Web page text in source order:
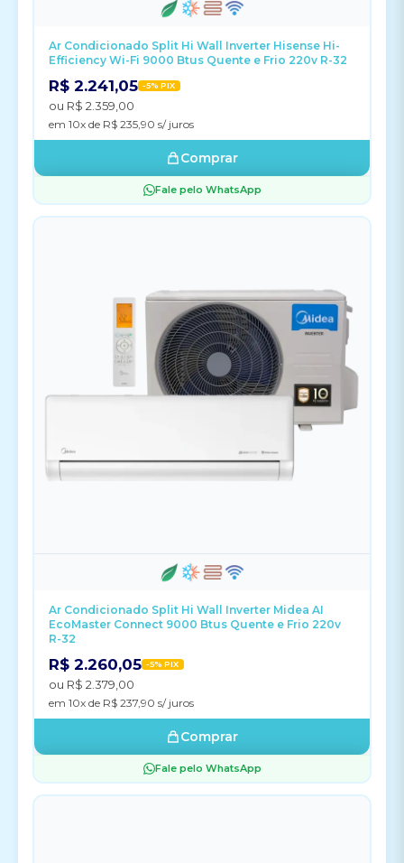
Ar Condicionado Split Hi Wall Inverter Hisense Hi-
Efficiency Wi-Fi 9000 Btus Quente e Frio 220v R-32
R$ 2.241,05 -5% PIX
ou R$ 2.359,00
em 10x de R$ 235,90 s/ juros
Comprar
Fale pelo WhatsApp
Ar Condicionado Split Hi Wall Inverter Midea AI
EcoMaster Connect 9000 Btus Quente e Frio 220v
R-32
R$ 2.260,05 -5% PIX
ou R$ 2.379,00
em 10x de R$ 237,90 s/ juros
Comprar
Fale pelo WhatsApp